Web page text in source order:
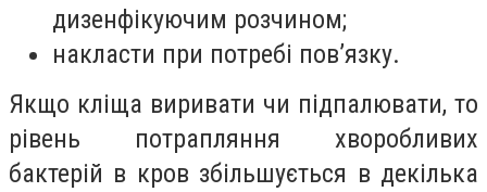
дизенфікуючим розчином;
накласти при потребі пов’язку.
Якщо кліща виривати чи підпалювати, то
рівень потрапляння хворобливих
бактерій в кров збільшується в декілька